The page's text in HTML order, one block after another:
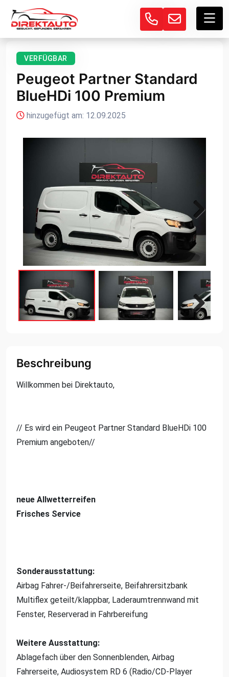
VERFÜGBAR
Peugeot Partner Standard
BlueHDi 100 Premium
hinzugefügt am: 12.09.2025
Next
Beschreibung
Willkommen bei Direktauto,
// Es wird ein Peugeot Partner Standard BlueHDi 100
Premium angeboten//
neue Allwetterreifen
Frisches Service
Sonderausstattung:
Airbag Fahrer-/Beifahrerseite, Beifahrersitzbank
Multiflex geteilt/klappbar, Laderaumtrennwand mit
Fenster, Reserverad in Fahrbereifung
Weitere Ausstattung:
Ablagefach über den Sonnenblenden, Airbag
Fahrerseite, Audiosystem RD 6 (Radio/CD-Player